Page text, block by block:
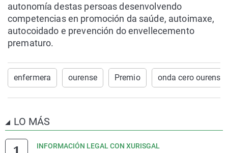
autonomía destas persoas desenvolvendo
competencias en promoción da saúde, autoimaxe,
autocoidado e prevención do envellecemento
prematuro.
enfermera ourense Premio onda cero ourense
LO MÁS
INFORMACIÓN LEGAL CON XURISGAL